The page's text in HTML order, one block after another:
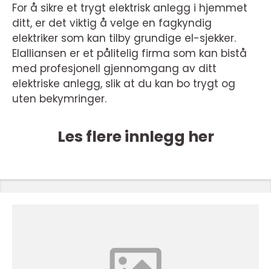
For å sikre et trygt elektrisk anlegg i hjemmet
ditt, er det viktig å velge en fagkyndig
elektriker som kan tilby grundige el-sjekker.
Elalliansen er et pålitelig firma som kan bistå
med profesjonell gjennomgang av ditt
elektriske anlegg, slik at du kan bo trygt og
uten bekymringer.
Les flere innlegg her